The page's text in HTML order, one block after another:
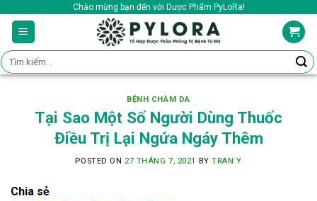
content
Chào mừng bạn đến với Dược Phẩm PyLoRa!
Tìm
kiếm:
BỆNH CHÀM DA
Tại Sao Một Số Người Dùng Thuốc
Điều Trị Lại Ngứa Ngáy Thêm
POSTED ON 27 THÁNG 7, 2021 BYTRAN Y
Chia sẻ